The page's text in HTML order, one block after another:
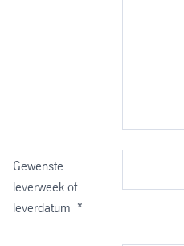
Gewenste
leverweek of
leverdatum *